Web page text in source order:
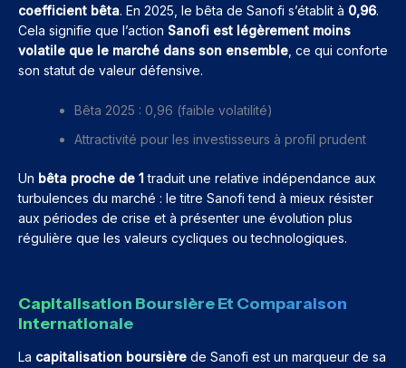
coefficient bêta. En 2025, le bêta de Sanofi s’établit à 0,96.
Cela signifie que l’action Sanofi est légèrement moins
volatile que le marché dans son ensemble , ce qui conforte
son statut de valeur défensive.
Bêta 2025 : 0,96 (faible volatilité)
Attractivité pour les investisseurs à profil prudent
Un bêta proche de 1 traduit une relative indépendance aux
turbulences du marché : le titre Sanofi tend à mieux résister
aux périodes de crise et à présenter une évolution plus
régulière que les valeurs cycliques ou technologiques.
Capitalisation Boursière Et Comparaison
Internationale
La capitalisation boursière de Sanofi est un marqueur de sa